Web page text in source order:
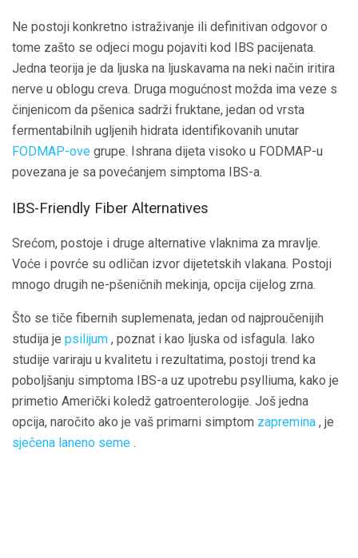
Ne postoji konkretno istraživanje ili definitivan odgovor o
tome zašto se odjeci mogu pojaviti kod IBS pacijenata.
Jedna teorija je da ljuska na ljuskavama na neki način iritira
nerve u oblogu creva. Druga mogućnost možda ima veze s
činjenicom da pšenica sadrži fruktane, jedan od vrsta
fermentabilnih ugljenih hidrata identifikovanih unutar
FODMAP-ove grupe. Ishrana dijeta visoko u FODMAP-u
povezana je sa povećanjem simptoma IBS-a.
IBS-Friendly Fiber Alternatives
Srećom, postoje i druge alternative vlaknima za mravlje.
Voće i povrće su odličan izvor dijetetskih vlakana. Postoji
mnogo drugih ne-pšeničnih mekinja, opcija cijelog zrna.
Što se tiče fibernih suplemenata, jedan od najproučenijih
studija je psilijum , poznat i kao ljuska od isfagula. Iako
studije variraju u kvalitetu i rezultatima, postoji trend ka
poboljšanju simptoma IBS-a uz upotrebu psylliuma, kako je
primetio Američki koledž gatroenterologije. Još jedna
opcija, naročito ako je vaš primarni simptom zapremina , je
sječena laneno seme .